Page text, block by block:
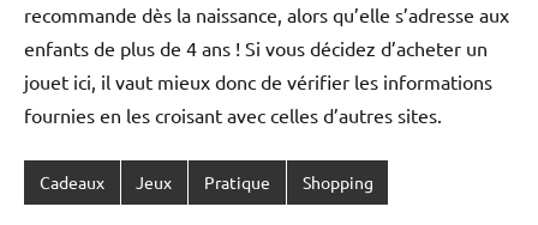
recommande dès la naissance, alors qu’elle s’adresse aux
enfants de plus de 4 ans ! Si vous décidez d’acheter un
jouet ici, il vaut mieux donc de vérifier les informations
fournies en les croisant avec celles d’autres sites.
Cadeaux Jeux Pratique Shopping